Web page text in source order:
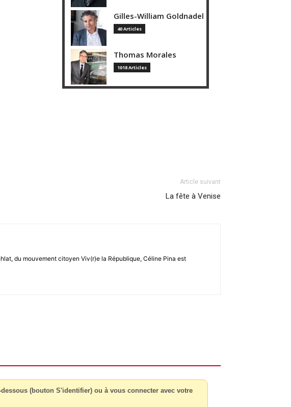
Gilles-William Goldnadel
40 Articles
Thomas Morales
1018 Articles
Article suivant
La fête à Venise
du mouvement citoyen Viv(r)e la République, Céline Pina est
(bouton S'identifier) ou à vous connecter avec votre